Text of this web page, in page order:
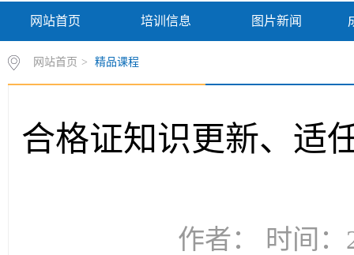
网站首页 培训信息 图片新闻
网站首页 > 精品课程
合格证知识更新、适
作者： 时间：